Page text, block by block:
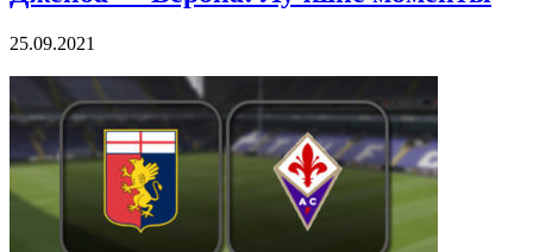
25.09.2021